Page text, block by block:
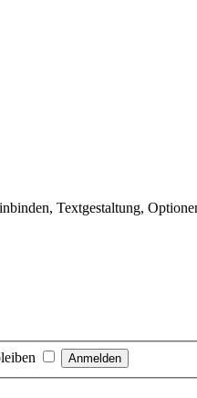
Textgestaltung,